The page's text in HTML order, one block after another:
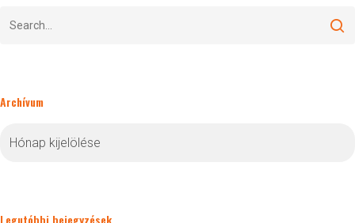
Archívum
Legutóbbi bejegyzések